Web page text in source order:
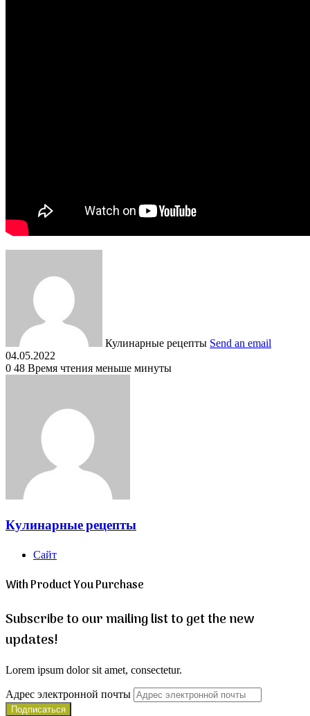
Кулинарные рецепты Send an email
04.05.2022
0 48 Время чтения меньше минуты
Кулинарные рецепты
Сайт
With Product You Purchase
Subscribe to our mailing list to get the new
updates!
Lorem ipsum dolor sit amet, consectetur.
Адрес электронной почты